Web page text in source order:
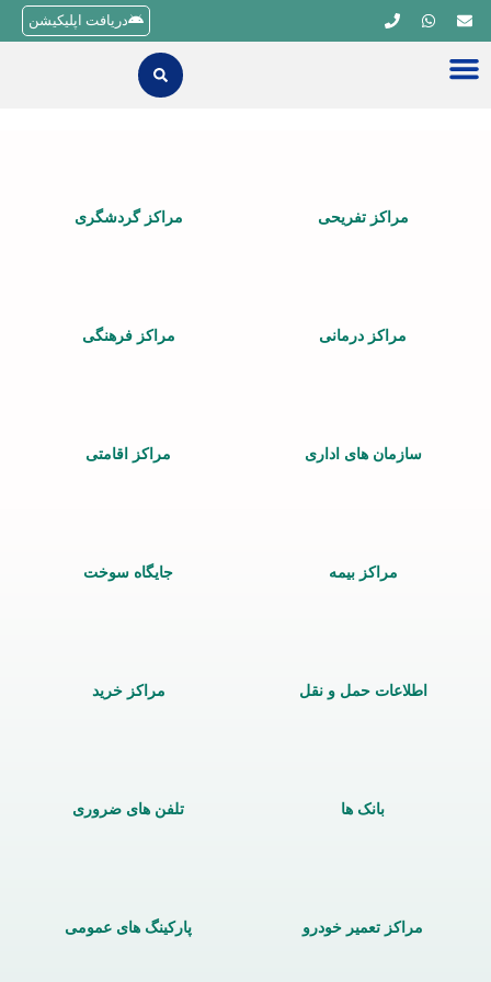
دریافت اپلیکیشن
مراکز تفریحی مراکز گردشگری
مراکز درمانی مراکز فرهنگی
سازمان های اداری مراکز اقامتی
مراکز بیمه جایگاه سوخت
اطلاعات حمل و نقل مراکز خرید
بانک ها تلفن های ضروری
مراکز تعمیر خودرو پارکینگ های عمومی